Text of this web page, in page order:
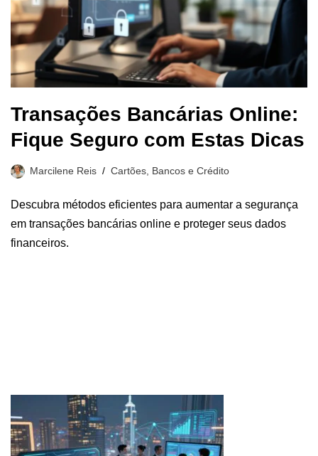
Transações Bancárias Online:
Fique Seguro com Estas Dicas
Marcilene Reis Cartões, Bancos e Crédito
Descubra métodos eficientes para aumentar a segurança
em transações bancárias online e proteger seus dados
financeiros.